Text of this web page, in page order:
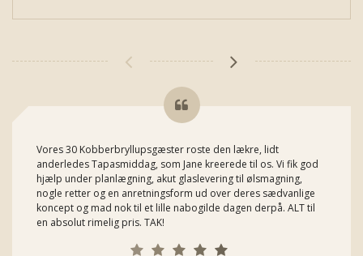
Vores 30 Kobberbryllupsgæster roste den lækre, lidt
anderledes Tapasmiddag, som Jane kreerede til os. Vi fik god
hjælp under planlægning, akut glaslevering til ølsmagning,
nogle retter og en anretningsform ud over deres sædvanlige
koncept og mad nok til et lille nabogilde dagen derpå. ALT til
en absolut rimelig pris. TAK!